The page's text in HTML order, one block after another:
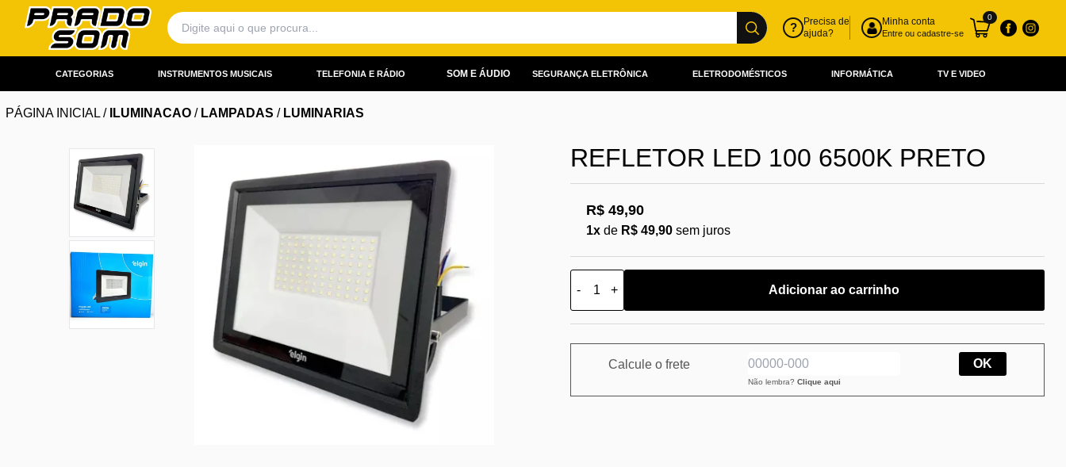
?
Precisa de
ajuda?
Minha conta
Entre ou cadastre-se
0
CATEGORIAS INSTRUMENTOS MUSICAIS TELEFONIA E RÁDIO SOM E ÁUDIO SEGURANÇA ELETRÔNICA ELETRODOMÉSTICOS INFORMÁTICA TV E VIDEO
PÁGINA INICIAL / ILUMINACAO / LAMPADAS / LUMINARIAS
REFLETOR LED 100 6500K PRETO
R$ 49,90
1xde R$ 49,90sem juros
- + Adicionar ao carrinho
Calcule o frete
Não lembra?Clique aqui
OK